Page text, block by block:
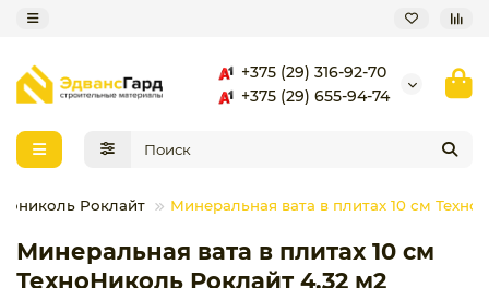
+375 (29) 316-92-70
+375 (29) 655-94-74
Роклайт Минеральная вата в плитах 10 см
Минеральная вата в плитах 10 см
ТехноНиколь Роклайт 4,32 м2